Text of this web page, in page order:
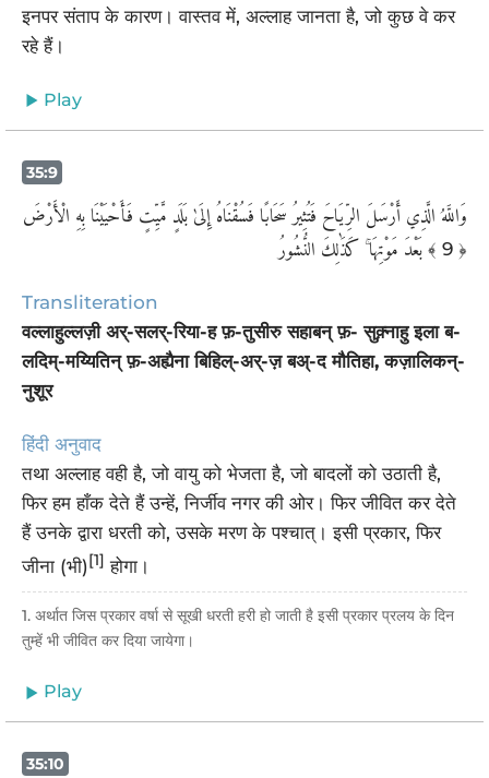
इनपर संताप के कारण। वास्तव में, अल्लाह जानता है, जो कुछ वे कर
रहे हैं।
Play
35:9
وَاللَّهُ الَّذِي أَرْسَلَ الرِّيَاحَ فَتُثِيرُ سَحَابًا فَسُقْنَاهُ إِلَىٰ بَلَدٍ مَّيِّتٍ فَأَحْيَيْنَا بِهِ الْأَرْضَ
بَعْدَ مَوْتِهَا ۚ كَذَٰلِكَ النُّشُورُ ﴾ 9 ﴿
Transliteration
वल्लाहुल्लज़ी अर्-सलर्-रिया-ह फ़-तुसीरु सहाबन् फ़- सुक़्नाहु इला ब-
लदिम्-मय्यितिन् फ़-अह्यैना बिहिल्-अर्-ज़ बअ्-द मौतिहा, कज़ालिकन्-
नुशूर
हिंदी अनुवाद
तथा अल्लाह वही है, जो वायु को भेजता है, जो बादलों को उठाती है,
फिर हम हाँक देते हैं उन्हें, निर्जीव नगर की ओर। फिर जीवित कर देते
हैं उनके द्वारा धरती को, उसके मरण के पश्चात्। इसी प्रकार, फिर
जीना (भी)[1] होगा।
1. अर्थात जिस प्रकार वर्षा से सूखी धरती हरी हो जाती है इसी प्रकार प्रलय के दिन
तुम्हें भी जीवित कर दिया जायेगा।
Play
35:10